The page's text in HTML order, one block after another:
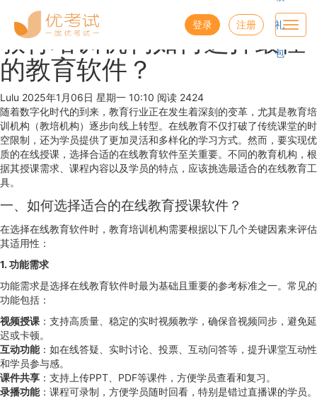
登录 注册 礼
包
教育培训机构如何选择最佳
的教育软件？
Lulu 2025年1月06日 星期一 10:10 阅读 2424
随着数字化时代的到来，教育行业正在发生着深刻的变革，尤其是教育培
训机构（教培机构）逐步向线上转型。在线教育不仅打破了传统课堂的时
空限制，还为学员提供了更加灵活和多样化的学习方式。然而，要实现优
质的在线授课，选择合适的在线教育软件至关重要。不同的教育机构，根
据其授课需求、课程内容以及学员的特点，应该挑选最适合的在线教育工
具。
一、如何选择适合的在线教育授课软件？
在选择在线教育软件时，教育培训机构需要根据以下几个关键因素来评估
其适用性：
1. 功能需求
功能需求是选择在线教育软件时最为基础且重要的参考标准之一。常见的
功能包括：
视频授课 ：支持高质量、稳定的实时视频教学，确保音视频同步，避免延
迟或卡顿。
互动功能：如在线答疑、实时讨论、投票、互动问答等，提升课堂互动性
和学员参与感。
课件共享 ：支持上传PPT、PDF等课件，方便学员查看和复习。
录播功能：课程可录制，方便学员随时回看，特别是错过直播课的学员。